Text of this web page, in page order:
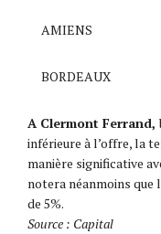
AMIENS
BORDEAUX
A Clermont Ferrand,
inférieure à l’offre, la
manière significative
notera néanmoins que
de 5%.
Source : Capital